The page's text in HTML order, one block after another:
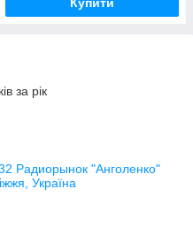
за рік
Радиорынок "Анголенко"
Україна